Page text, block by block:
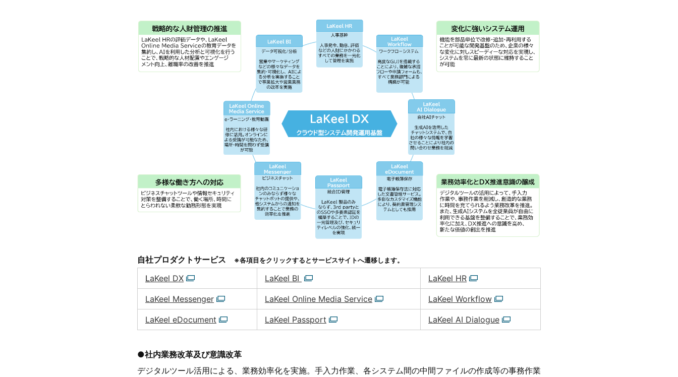
自社プロダクトサービス ※各項目をクリックするとサービスサイトへ遷移します。
LaKeel DX LaKeel BI LaKeel HR
LaKeel Messenger LaKeel Online Media Service LaKeel Workflow
LaKeel eDocument LaKeel Passport LaKeel AI Dialogue
●社内業務改革及び意識改革
デジタルツール活用による、業務効率化を実施。手入力作業、各システム間の中間ファイルの作成等の事務作業